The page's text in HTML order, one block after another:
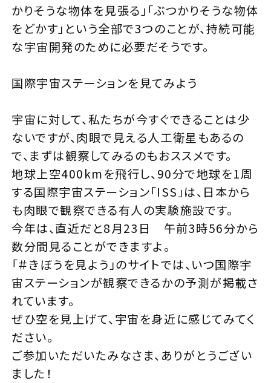
かりそうな物体を見張る」「ぶつかりそうな物体
をどかす」という全部で3つのことが、持続可能
な宇宙開発のために必要だそうです。
国際宇宙ステーションを見てみよう
宇宙に対して、私たちが今すぐできることは少
ないですが、肉眼で見える人工衛星もあるの
で、まずは観察してみるのもおススメです。
地球上空400kmを飛行し、90分で地球を1周
する国際宇宙ステーション「ISS」は、日本から
も肉眼で観察できる有人の実験施設です。
今年は、直近だと8月23日 午前3時56分から
数分間見ることができますよ。
「＃きぼうを見よう」のサイトでは、いつ国際宇
宙ステーションが観察できるかの予測が掲載さ
れています。
ぜひ空を見上げて、宇宙を身近に感じてみてく
ださい。
ご参加いただいたみなさま、ありがとうござい
ました！